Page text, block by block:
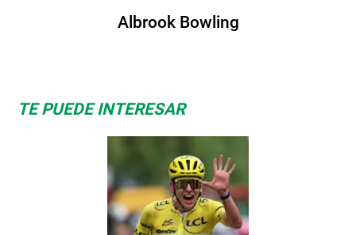
Albrook Bowling
TE PUEDE INTERESAR